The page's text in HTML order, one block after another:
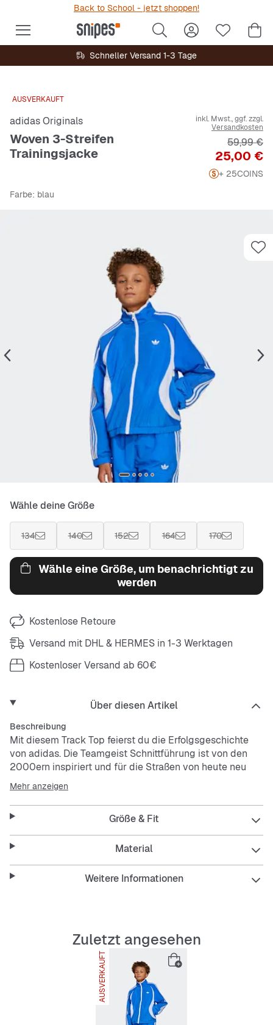
Back to School - jetzt shoppen!
Schneller Versand 1-3 Tage
AUSVERKAUFT
adidas Originals
Woven 3-Streifen
Trainingsjacke
inkl. Mwst., ggf. zzgl.
Versandkosten
Preis
25,00 €
59,99 €
+ 25COINS
Farbe: blau
Wähle deine Größe
134 140 152 164 170
Wähle eine Größe, um benachrichtigt zu
werden
Kostenlose Retoure
Versand mit DHL & HERMES in 1-3 Werktagen
Kostenloser Versand ab 60€
Über diesen Artikel
Beschreibung
Mit diesem Track Top feierst du die Erfolgsgeschichte
von adidas. Die Teamgeist Schnittführung ist von den
2000ern inspiriert und für die Straßen von heute neu
interpretiert. Sie ist aus leichtem, strapazierfähigem
Ripstopmaterial aus Nylon und damit perfekt für die City
oder zum Chillen mit Freund_innen. Mit ihrer lockeren
Passform versprüht sie lässige Vibes und punktet mit
bequemem und stylishem 3-Streifen Style.
Locker geschnitten
Mehr anzeigen
Größe & Fit
Material
Weitere Informationen
Zuletzt angesehen
AUSVERKAUFT